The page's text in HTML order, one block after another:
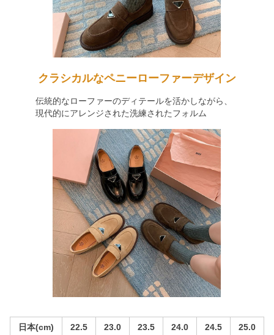
クラシカルなペニーローファーデザイン
伝統的なローファーのディテールを活かしながら、
現代的にアレンジされた洗練されたフォルム
日本(cm) 22.5 23.0 23.5 24.0 24.5 25.0